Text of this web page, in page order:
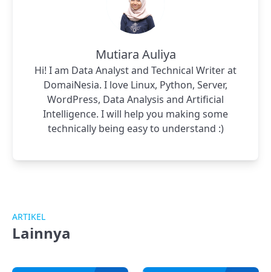
Mutiara Auliya
Hi! I am Data Analyst and Technical Writer at
DomaiNesia. I love Linux, Python, Server,
WordPress, Data Analysis and Artificial
Intelligence. I will help you making some
technically being easy to understand :)
ARTIKEL
Lainnya